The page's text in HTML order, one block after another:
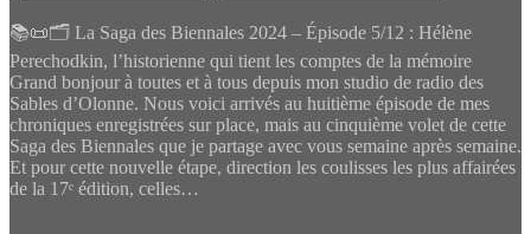
📚📜🗂️ La Saga des Biennales 2024 – Épisode 5/12 : Hélène
Perechodkin, l’historienne qui tient les comptes de la mémoire
Grand bonjour à toutes et à tous depuis mon studio de radio des
Sables d’Olonne. Nous voici arrivés au huitième épisode de mes
chroniques enregistrées sur place, mais au cinquième volet de cette
Saga des Biennales que je partage avec vous semaine après semaine.
Et pour cette nouvelle étape, direction les coulisses les plus affairées
de la 17ᵉ édition, celles…